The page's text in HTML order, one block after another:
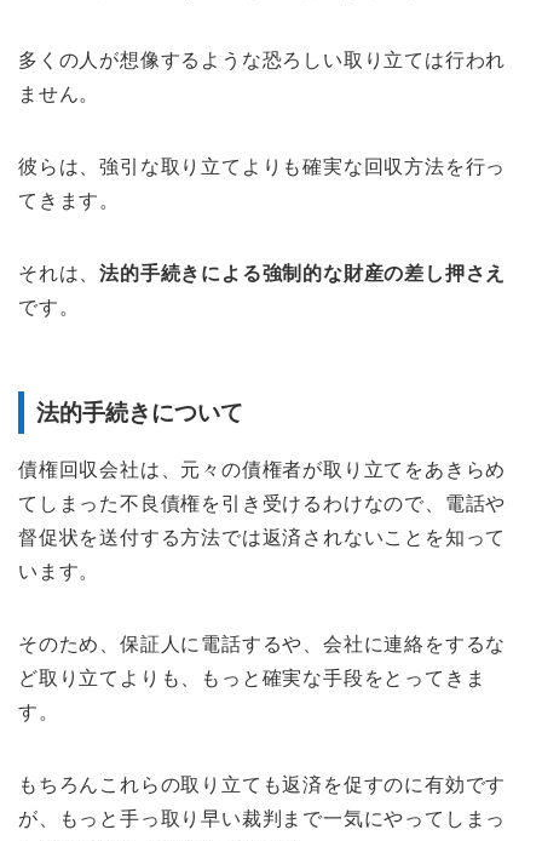
多くの人が想像するような恐ろしい取り立ては行われ
ません。
彼らは、強引な取り立てよりも確実な回収方法を行っ
てきます。
それは、法的手続きによる強制的な財産の差し押さえ
です。
法的手続きについて
債権回収会社は、元々の債権者が取り立てをあきらめ
てしまった不良債権を引き受けるわけなので、電話や
督促状を送付する方法では返済されないことを知って
います。
そのため、保証人に電話するや、会社に連絡をするな
ど取り立てよりも、もっと確実な手段をとってきま
す。
もちろんこれらの取り立ても返済を促すのに有効です
が、もっと手っ取り早い裁判まで一気にやってしまっ